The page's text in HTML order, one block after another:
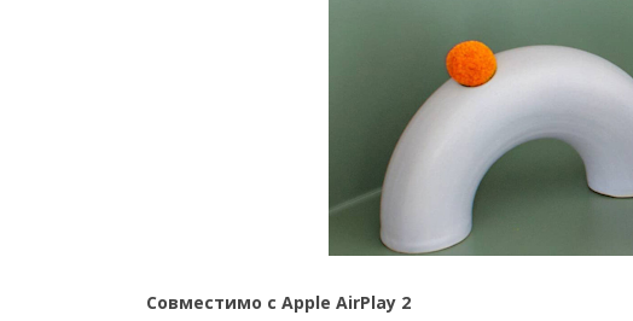
Совместимо с Apple AirPlay 2